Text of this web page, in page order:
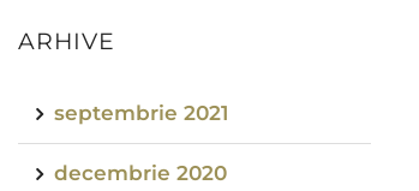
ARHIVE
septembrie 2021
decembrie 2020